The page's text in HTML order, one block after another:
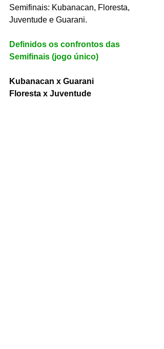
Semifinais: Kubanacan, Floresta,
Juventude e Guarani.
Definidos os confrontos das
Semifinais (jogo único)
Kubanacan x Guarani
Floresta x Juventude